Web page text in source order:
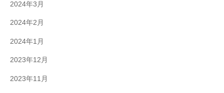
2024年3月
2024年2月
2024年1月
2023年12月
2023年11月